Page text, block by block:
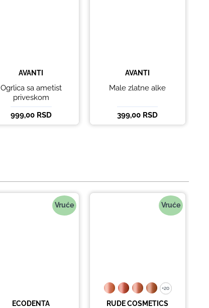
AVANTI
Ogrlica sa ametist
priveskom
999,00 RSD
AVANTI
Male zlatne alke
399,00 RSD
Vruće
ECODENTA
Vruće
+20
+20
RUDE COSMETICS